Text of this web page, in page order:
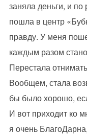
заняла деньги, и
пошла в центр
правду. У меня
каждым разом
Перестала
Вообщем, стала
бы было хорошо,
И вот приходит ко
я очень